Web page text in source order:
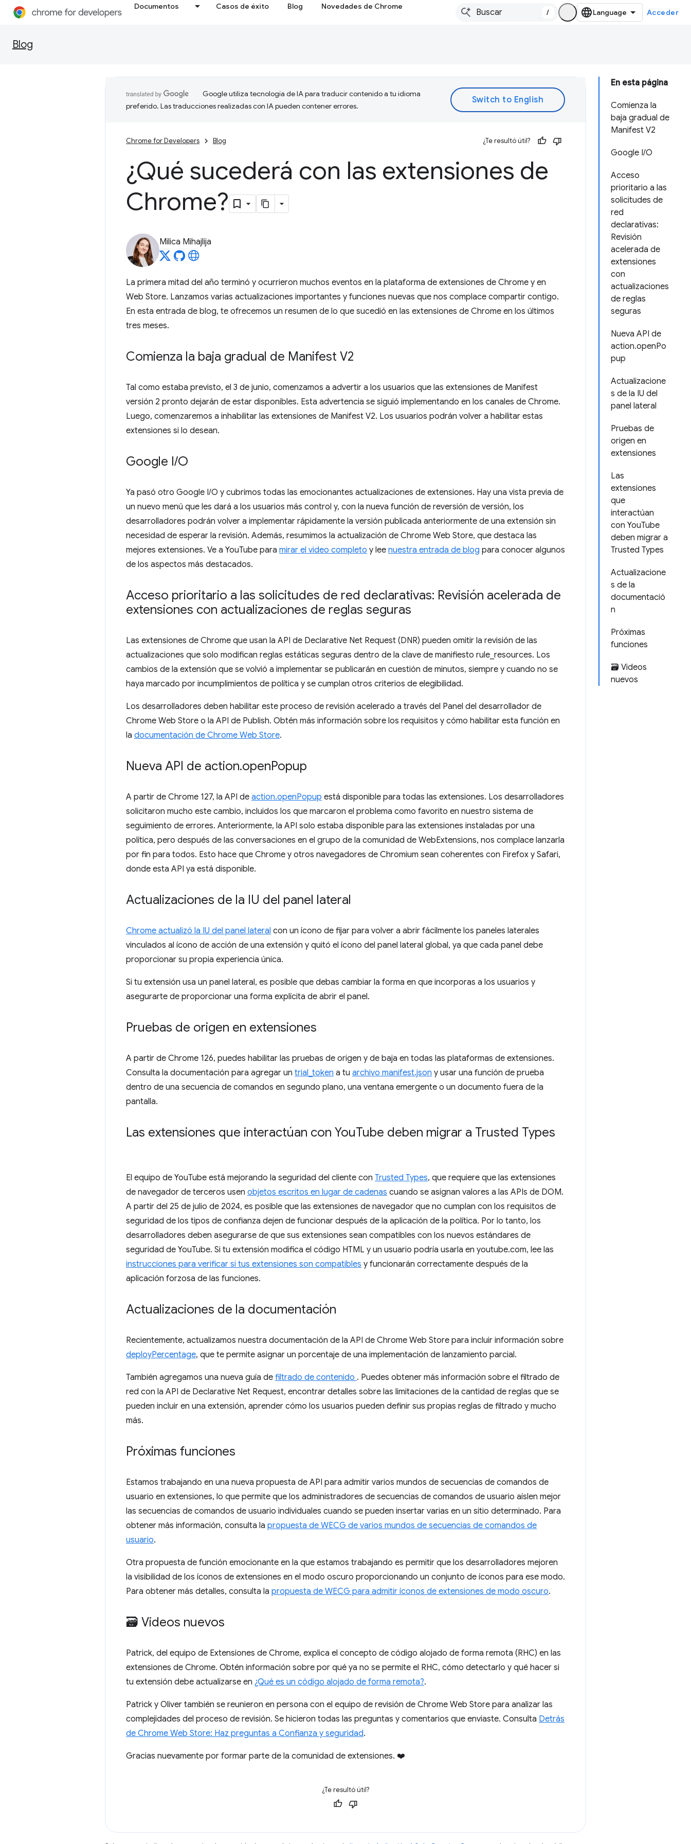
Documentos Casos de éxito Blog Novedades de Chrome
/ Acceder
Blog
En esta página
Comienza la
baja gradual de
Manifest V2
Google I/O
Acceso
prioritario a las
solicitudes de
red
declarativas:
Revisión
acelerada de
extensiones
con
actualizaciones
de reglas
seguras
Nueva API de
action.openPo
pup
Actualizacione
s de la IU del
panel lateral
Pruebas de
origen en
extensiones
Las
extensiones
que
interactúan
con YouTube
deben migrar a
Trusted Types
Actualizacione
s de la
documentació
n
Próximas
funciones
🗃️ Videos
nuevos
Google utiliza tecnología de IA para traducir contenido a tu idioma
preferido. Las traducciones realizadas con IA pueden contener errores.
Chrome for Developers Blog ¿Te resultó útil?
¿Qué sucederá con las extensiones de
Chrome?
Milica Mihajlija
La primera mitad del año terminó y ocurrieron muchos eventos en la plataforma de extensiones de Chrome y en
Web Store. Lanzamos varias actualizaciones importantes y funciones nuevas que nos complace compartir contigo.
En esta entrada de blog, te ofrecemos un resumen de lo que sucedió en las extensiones de Chrome en los últimos
tres meses.
Comienza la baja gradual de Manifest V2
Tal como estaba previsto, el 3 de junio, comenzamos a advertir a los usuarios que las extensiones de Manifest
versión 2 pronto dejarán de estar disponibles. Esta advertencia se siguió implementando en los canales de Chrome.
Luego, comenzaremos a inhabilitar las extensiones de Manifest V2. Los usuarios podrán volver a habilitar estas
extensiones si lo desean.
Google I/O
Ya pasó otro Google I/O y cubrimos todas las emocionantes actualizaciones de extensiones. Hay una vista previa de
un nuevo menú que les dará a los usuarios más control y, con la nueva función de reversión de versión, los
desarrolladores podrán volver a implementar rápidamente la versión publicada anteriormente de una extensión sin
necesidad de esperar la revisión. Además, resumimos la actualización de Chrome Web Store, que destaca las
mejores extensiones. Ve a YouTube para mirar el video completo y lee nuestra entrada de blog para conocer algunos
de los aspectos más destacados.
Acceso prioritario a las solicitudes de red declarativas: Revisión acelerada de
extensiones con actualizaciones de reglas seguras
Las extensiones de Chrome que usan la API de Declarative Net Request (DNR) pueden omitir la revisión de las
actualizaciones que solo modifican reglas estáticas seguras dentro de la clave de manifiesto rule_resources. Los
cambios de la extensión que se volvió a implementar se publicarán en cuestión de minutos, siempre y cuando no se
haya marcado por incumplimientos de política y se cumplan otros criterios de elegibilidad.
Los desarrolladores deben habilitar este proceso de revisión acelerado a través del Panel del desarrollador de
Chrome Web Store o la API de Publish. Obtén más información sobre los requisitos y cómo habilitar esta función en
la documentación de Chrome Web Store.
Nueva API de action.openPopup
A partir de Chrome 127, la API de action.openPopup está disponible para todas las extensiones. Los desarrolladores
solicitaron mucho este cambio, incluidos los que marcaron el problema como favorito en nuestro sistema de
seguimiento de errores. Anteriormente, la API solo estaba disponible para las extensiones instaladas por una
política, pero después de las conversaciones en el grupo de la comunidad de WebExtensions, nos complace lanzarla
por fin para todos. Esto hace que Chrome y otros navegadores de Chromium sean coherentes con Firefox y Safari,
donde esta API ya está disponible.
Actualizaciones de la IU del panel lateral
Chrome actualizó la IU del panel lateral con un ícono de fijar para volver a abrir fácilmente los paneles laterales
vinculados al ícono de acción de una extensión y quitó el ícono del panel lateral global, ya que cada panel debe
proporcionar su propia experiencia única.
Si tu extensión usa un panel lateral, es posible que debas cambiar la forma en que incorporas a los usuarios y
asegurarte de proporcionar una forma explícita de abrir el panel.
Pruebas de origen en extensiones
A partir de Chrome 126, puedes habilitar las pruebas de origen y de baja en todas las plataformas de extensiones.
Consulta la documentación para agregar un trial_token a tu archivo manifest.json y usar una función de prueba
dentro de una secuencia de comandos en segundo plano, una ventana emergente o un documento fuera de la
pantalla.
Las extensiones que interactúan con YouTube deben migrar a Trusted Types
El equipo de YouTube está mejorando la seguridad del cliente con Trusted Types, que requiere que las extensiones
de navegador de terceros usen objetos escritos en lugar de cadenas cuando se asignan valores a las APIs de DOM.
A partir del 25 de julio de 2024, es posible que las extensiones de navegador que no cumplan con los requisitos de
seguridad de los tipos de confianza dejen de funcionar después de la aplicación de la política. Por lo tanto, los
desarrolladores deben asegurarse de que sus extensiones sean compatibles con los nuevos estándares de
seguridad de YouTube. Si tu extensión modifica el código HTML y un usuario podría usarla en youtube.com, lee las
instrucciones para verificar si tus extensiones son compatibles y funcionarán correctamente después de la
aplicación forzosa de las funciones.
Actualizaciones de la documentación
Recientemente, actualizamos nuestra documentación de la API de Chrome Web Store para incluir información sobre
deployPercentage, que te permite asignar un porcentaje de una implementación de lanzamiento parcial.
También agregamos una nueva guía de filtrado de contenido . Puedes obtener más información sobre el filtrado de
red con la API de Declarative Net Request, encontrar detalles sobre las limitaciones de la cantidad de reglas que se
pueden incluir en una extensión, aprender cómo los usuarios pueden definir sus propias reglas de filtrado y mucho
más.
Próximas funciones
Estamos trabajando en una nueva propuesta de API para admitir varios mundos de secuencias de comandos de
usuario en extensiones, lo que permite que los administradores de secuencias de comandos de usuario aíslen mejor
las secuencias de comandos de usuario individuales cuando se pueden insertar varias en un sitio determinado. Para
obtener más información, consulta la propuesta de WECG de varios mundos de secuencias de comandos de
usuario.
Otra propuesta de función emocionante en la que estamos trabajando es permitir que los desarrolladores mejoren
la visibilidad de los íconos de extensiones en el modo oscuro proporcionando un conjunto de íconos para ese modo.
Para obtener más detalles, consulta la propuesta de WECG para admitir íconos de extensiones de modo oscuro.
🗃️ Videos nuevos
Patrick, del equipo de Extensiones de Chrome, explica el concepto de código alojado de forma remota (RHC) en las
extensiones de Chrome. Obtén información sobre por qué ya no se permite el RHC, cómo detectarlo y qué hacer si
tu extensión debe actualizarse en ¿Qué es un código alojado de forma remota?.
Patrick y Oliver también se reunieron en persona con el equipo de revisión de Chrome Web Store para analizar las
complejidades del proceso de revisión. Se hicieron todas las preguntas y comentarios que enviaste. Consulta Detrás
de Chrome Web Store: Haz preguntas a Confianza y seguridad.
Gracias nuevamente por formar parte de la comunidad de extensiones. ❤️
¿Te resultó útil?